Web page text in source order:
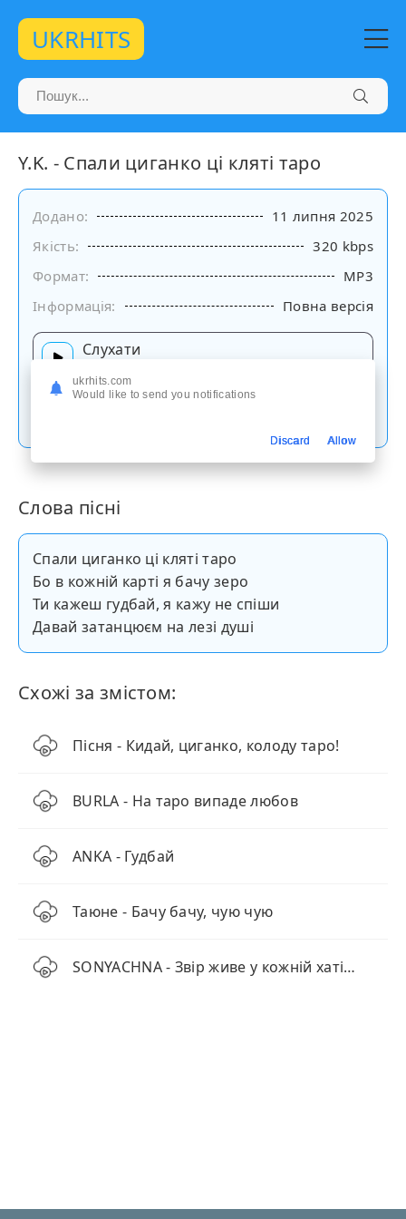
UKRHITS
Y.K. - Спали циганко ці кляті таро
Додано:
11 липня 2025
Якість:
320 kbps
Формат:
MP3
Інформація:
Повна версія
Слухати
Слова пісні
Спали циганко ці кляті таро
Бо в кожній карті я бачу зеро
Ти кажеш гудбай, я кажу не спіши
Давай затанцюєм на лезі душі
Схожі за змістом:
Пісня - Кидай, циганко, колоду таро!
BURLA - На таро випаде любов
ANKA - Гудбай
Таюне - Бачу бачу, чую чую
SONYACHNA - Звір живе у кожній хаті (AI Cover Remix)
ukrhits.com
Would like to send you notifications
Discard Allow